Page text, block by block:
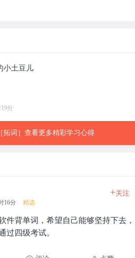
小土豆儿
分
拓词］查看更多精彩学习心得
16分 精选
+关注
件背单词，希望自己能够坚持下去，
过四级考试。